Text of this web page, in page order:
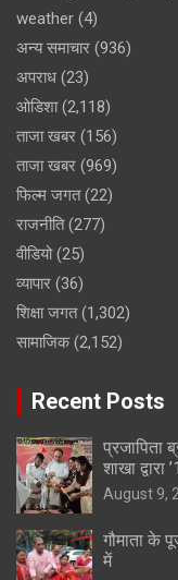
weather (4)
अन्य समाचार (936)
अपराध (23)
ओडिशा(2,118)
ताजा खबर (156)
ताजा खबर (969)
फिल्म जगत(22)
राजनीति(277)
वीडियो(25)
व्यापार (36)
शिक्षा जगत(1,302)
सामाजिक(2,152)
Recent Posts
प्रजापिता
शाखा
August 9,
गौमाता के
में